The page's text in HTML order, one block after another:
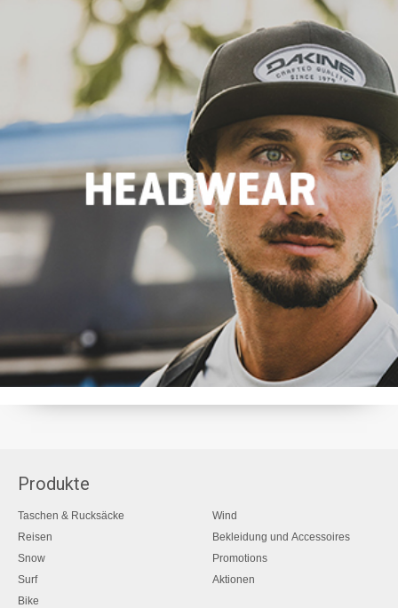
Produkte
Taschen & Rucksäcke
Reisen
Snow
Surf
Bike
Wind
Bekleidung und Accessoires
Promotions
Aktionen